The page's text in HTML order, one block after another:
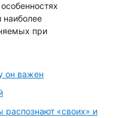
наиболее
при
он важен
распознают «своих» и